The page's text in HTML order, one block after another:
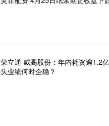
荣立通 威高股份：年内耗资逾1.2
头业绩何时企稳？